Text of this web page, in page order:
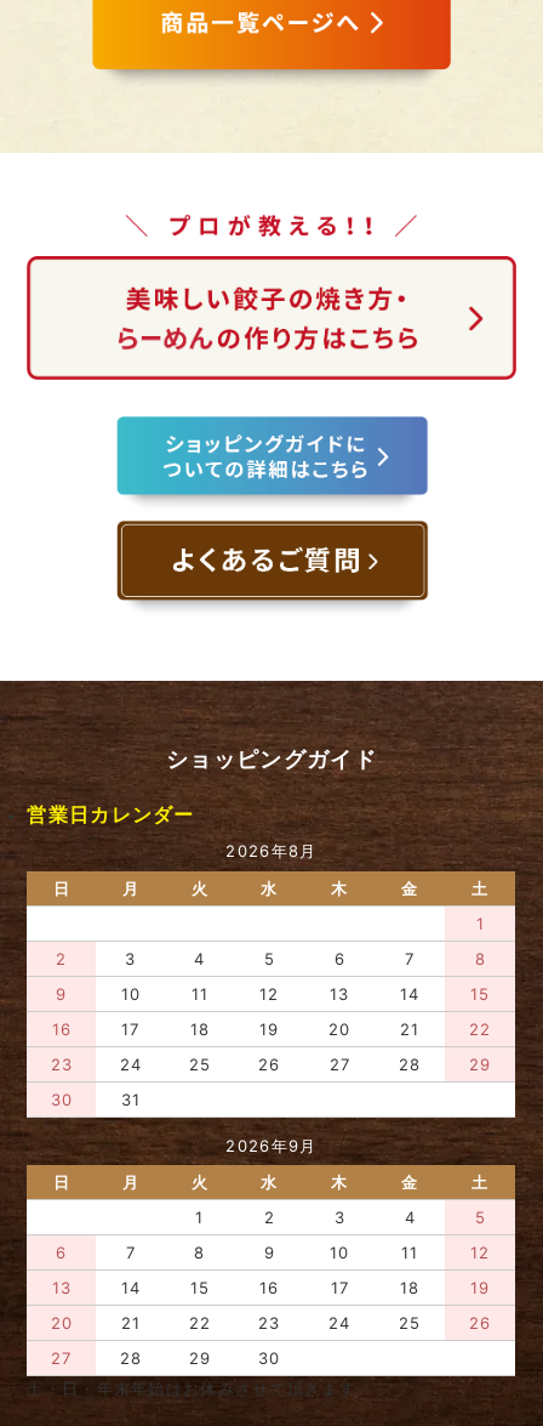
ショッピングガイド
営業日カレンダー
2026年8月
日
月 火 水 木 金
土
1
2
3 4 5 6 7
8
9
10 11 12 13 14
15
16
17 18 19 20 21
22
23
24 25 26 27 28
29
30
31
2026年9月
日
月 火 水 木 金
土
1
2 3 4
5
6
7 8 9 10 11
12
13
14 15 16 17 18
19
20
21 22 23 24 25
26
27
28 29
30
土・日・年末年始はお休みさせて頂きます。